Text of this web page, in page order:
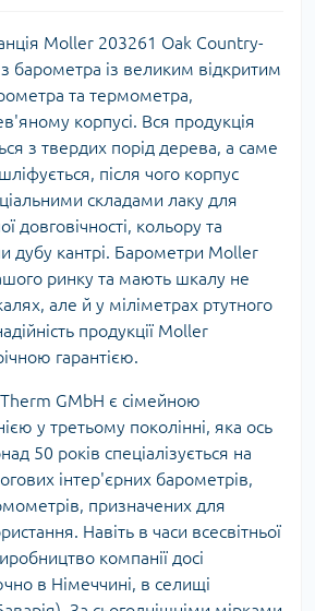
Moller 203261 Oak Country-
барометра із великим відкритим
та термометра,
корпусі. Вся продукція
з твердих порід дерева, а саме
після чого корпус
складами лаку для
довговічності, кольору та
дубу кантрі. Барометри Moller
ринку та мають шкалу не
але й у міліметрах ртутного
продукції Moller
гарантією.
GMbH є сімейною
у третьому поколінні, яка ось
50 років спеціалізується на
інтер'єрних барометрів,
призначених для
Навіть в часи всесвітньої
компанії досі
в Німеччині, в селищі